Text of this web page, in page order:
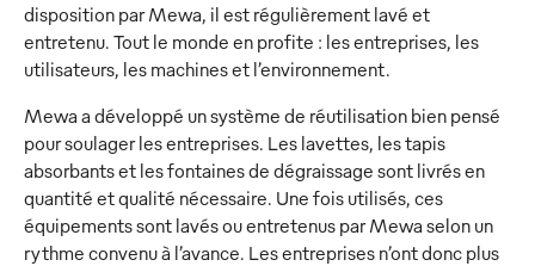
disposition par Mewa, il est régulièrement lavé et
entretenu. Tout le monde en profite : les entreprises, les
utilisateurs, les machines et l’environnement.
Mewa a développé un système de réutilisation bien pensé
pour soulager les entreprises. Les lavettes, les tapis
absorbants et les fontaines de dégraissage sont livrés en
quantité et qualité nécessaire. Une fois utilisés, ces
équipements sont lavés ou entretenus par Mewa selon un
rythme convenu à l’avance. Les entreprises n’ont donc plus